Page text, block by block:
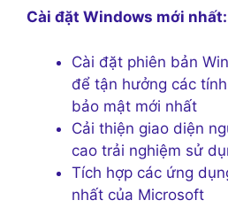
Cài đặt Windows mới nhất:
Cài đặt phiên bản
để tận hưởng các
bảo mật mới nhất
Cải thiện giao diện
cao trải nghiệm sử
Tích hợp các ứng
nhất của Microsoft